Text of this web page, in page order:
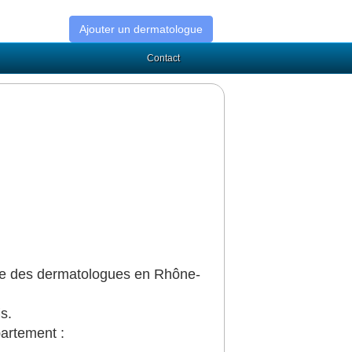
Ajouter un dermatologue
Contact
des dermatologues en Rhône-
: